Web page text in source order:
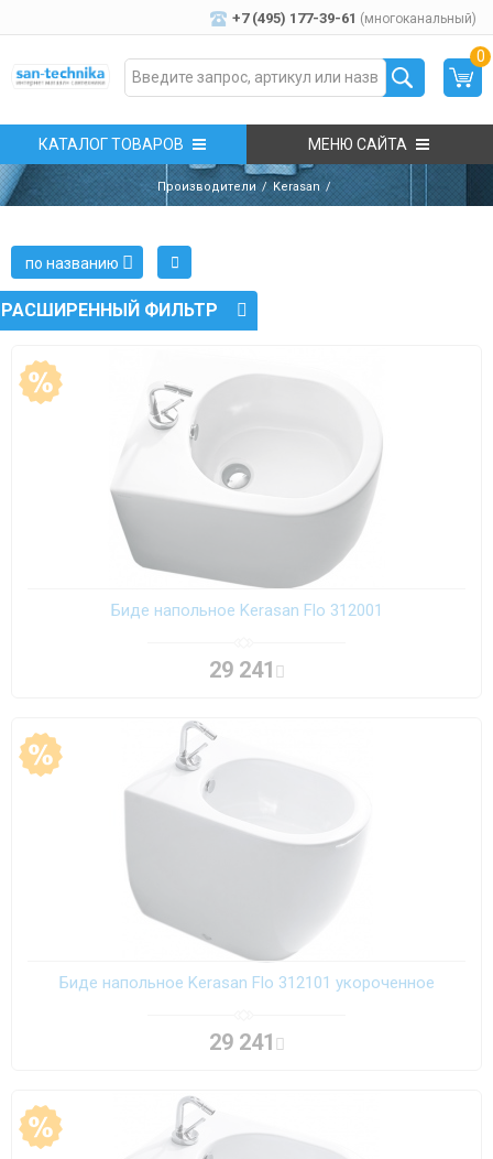
+7 (495) 177-39-61 (многоканальный)
0
КАТАЛОГ ТОВАРОВ МЕНЮ САЙТА
Производители Kerasan
РАСШИРЕННЫЙ ФИЛЬТР
по названию
Биде напольное Kerasan Flo 312001
29 241
Биде напольное Kerasan Flo 312101 укороченное
29 241